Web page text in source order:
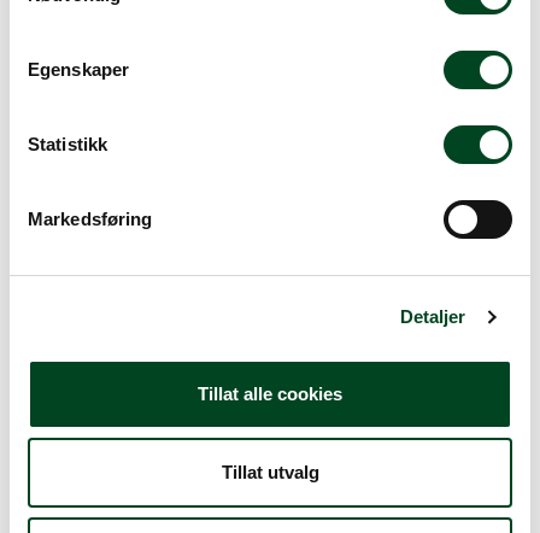
Egenskaper
Statistikk
Markedsføring
Detaljer
Tillat alle cookies
Tillat utvalg
Grønnsakskniv m/
1.649,00
Masahiro 14923 MV-H
grønnsakskniv Santoku
Grønnsakskniv 180 mm
2.860,00
Mac PKF-50 grønnsakskniv
12,5cm